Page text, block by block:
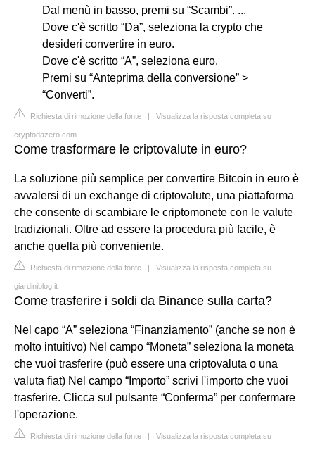
Dal menù in basso, premi su “Scambi”. ...
Dove c'è scritto “Da”, seleziona la crypto che
desideri convertire in euro.
Dove c'è scritto “A”, seleziona euro.
Premi su “Anteprima della conversione” >
“Converti”.
Richiesta di rimozione della fonte | Visualizza la risposta completa su
cryptodazero.com
Come trasformare le criptovalute in euro?
La soluzione più semplice per convertire Bitcoin in euro è
avvalersi di un exchange di criptovalute, una piattaforma
che consente di scambiare le criptomonete con le valute
tradizionali. Oltre ad essere la procedura più facile, è
anche quella più conveniente.
Richiesta di rimozione della fonte | Visualizza la risposta completa su
giardiniblog.it
Come trasferire i soldi da Binance sulla carta?
Nel capo “A” seleziona “Finanziamento” (anche se non è
molto intuitivo) Nel campo “Moneta” seleziona la moneta
che vuoi trasferire (può essere una criptovaluta o una
valuta fiat) Nel campo “Importo” scrivi l'importo che vuoi
trasferire. Clicca sul pulsante “Conferma” per confermare
l'operazione.
Richiesta di rimozione della fonte | Visualizza la risposta completa su